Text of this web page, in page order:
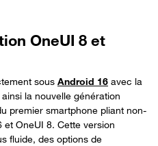
OneUI 8 et
sous Android 16 avec la
la nouvelle génération
premier smartphone pliant non-
OneUI 8. Cette version
fluide, des options de